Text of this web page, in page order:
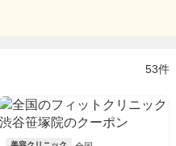
53件